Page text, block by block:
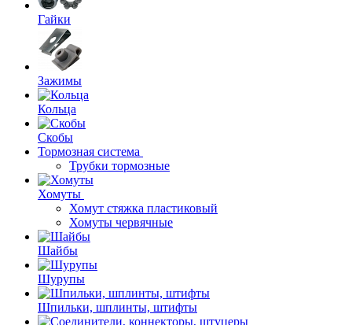
Гайки
Зажимы
Кольца
Скобы
Тормозная система
Трубки тормозные
Хомуты
Хомут стяжка пластиковый
Хомуты червячные
Шайбы
Шурупы
Шпильки, шплинты, штифты